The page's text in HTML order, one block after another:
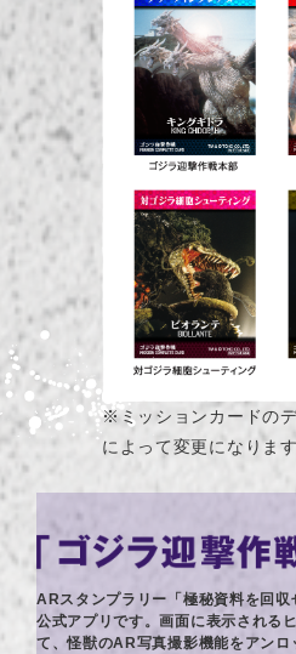
※ミッションカードの
によって変更になります
ARスタンプラリー「極秘資料を回
公式アプリです。画面に表示される
て、怪獣のAR写真撮影機能をアンロ